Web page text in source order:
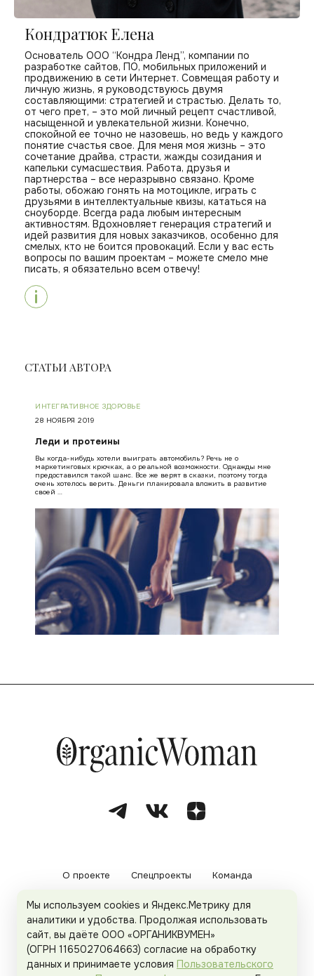
Кондратюк Елена
Основатель ООО “Кондра Ленд”, компании по
разработке сайтов, ПО, мобильных приложений и
продвижению в сети Интернет. Совмещая работу и
личную жизнь, я руководствуюсь двумя
составляющими: стратегией и страстью. Делать то,
от чего прет, – это мой личный рецепт счастливой,
насыщенной и увлекательной жизни. Конечно,
спокойной ее точно не назовешь, но ведь у каждого
понятие счастья свое. Для меня моя жизнь – это
сочетание драйва, страсти, жажды созидания и
капельки сумасшествия. Работа, друзья и
партнерства – все неразрывно связано. Кроме
работы, обожаю гонять на мотоцикле, играть с
друзьями в интеллектуальные квизы, кататься на
сноуборде. Всегда рада любым интересным
активностям. Вдохновляет генерация стратегий и
идей развития для новых заказчиков, особенно для
смелых, кто не боится провокаций. Если у вас есть
вопросы по вашим проектам – можете смело мне
писать, я обязательно всем отвечу!
СТАТЬИ АВТОРА
ИНТЕГРАТИВНОЕ ЗДОРОВЬЕ
28 НОЯБРЯ 2019
Леди и протеины
Вы когда-нибудь хотели выиграть автомобиль? Речь не о
маркетинговых крючках, а о реальной возможности. Однажды мне
предоставился такой шанс. Все же верят в сказки, поэтому тогда
очень хотелось верить. Деньги планировала вложить в развитие
своей …
О проекте Спецпроекты Команда
Рекламодателям Политика конфиденциальности
Пользовательское соглашение
Мы используем cookies и Яндекс.Метрику для
аналитики и удобства. Продолжая использовать
сайт, вы даёте ООО «ОРГАНИКВУМЕН»
(ОГРН 1165027064663) согласие на обработку
данных и принимаете условия Пользовательского